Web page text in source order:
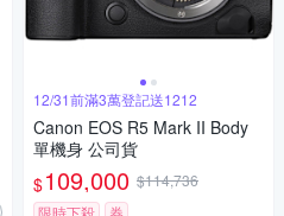
12/31前滿3萬登記送1212
Canon EOS R5 Mark II Body
單機身 公司貨
$109,000 $114,736